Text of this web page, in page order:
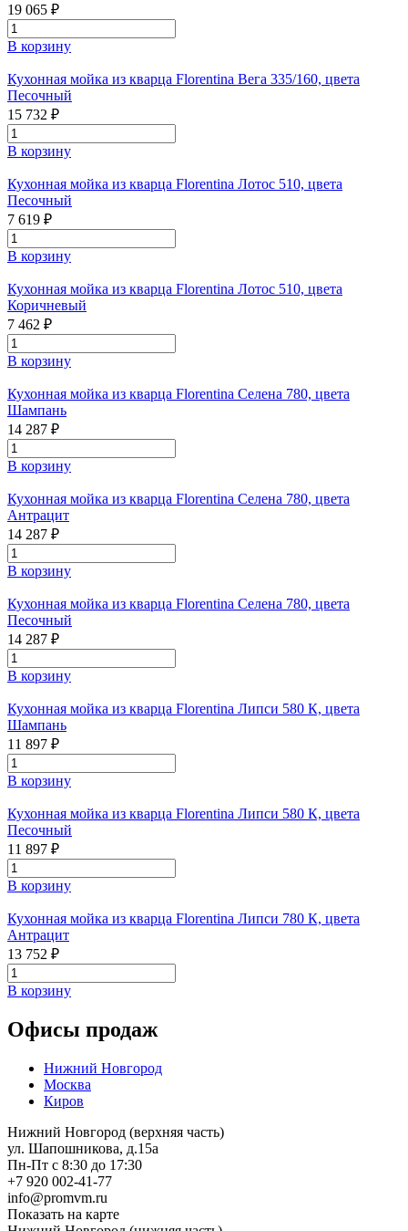
19 065 ₽
В корзину
Кухонная мойка из кварца Florentina Вега 335/160, цвета
Песочный
15 732 ₽
В корзину
Кухонная мойка из кварца Florentina Лотос 510, цвета
Песочный
7 619 ₽
В корзину
Кухонная мойка из кварца Florentina Лотос 510, цвета
Коричневый
7 462 ₽
В корзину
Кухонная мойка из кварца Florentina Селена 780, цвета
Шампань
14 287 ₽
В корзину
Кухонная мойка из кварца Florentina Селена 780, цвета
Антрацит
14 287 ₽
В корзину
Кухонная мойка из кварца Florentina Селена 780, цвета
Песочный
14 287 ₽
В корзину
Кухонная мойка из кварца Florentina Липси 580 К, цвета
Шампань
11 897 ₽
В корзину
Кухонная мойка из кварца Florentina Липси 580 К, цвета
Песочный
11 897 ₽
В корзину
Кухонная мойка из кварца Florentina Липси 780 К, цвета
Антрацит
13 752 ₽
В корзину
Офисы продаж
Нижний Новгород
Москва
Киров
Нижний Новгород (верхняя часть)
ул. Шапошникова, д.15а
Пн-Пт с 8:30 до 17:30
+7 920 002-41-77
info@promvm.ru
Показать на карте